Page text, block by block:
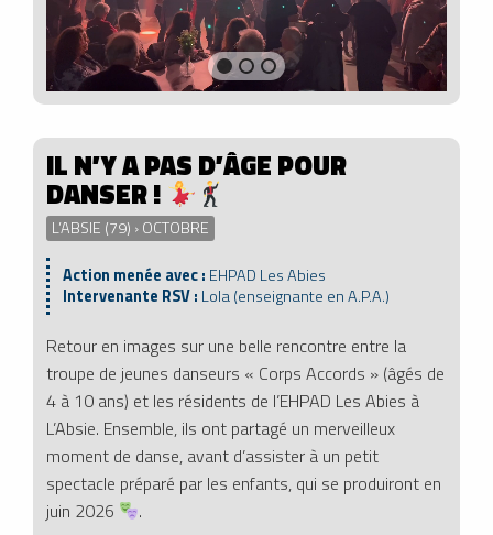
IL N’Y A PAS D’ÂGE POUR
DANSER !
L’ABSIE (79) › OCTOBRE
Action menée avec : EHPAD Les Abies
Intervenante RSV : Lola (enseignante en A.P.A.)
Retour en images sur une belle rencontre entre la
troupe de jeunes danseurs « Corps Accords » (âgés de
4 à 10 ans) et les résidents de l’EHPAD Les Abies à
L’Absie. Ensemble, ils ont partagé un merveilleux
moment de danse, avant d’assister à un petit
spectacle préparé par les enfants, qui se produiront en
juin 2026
.